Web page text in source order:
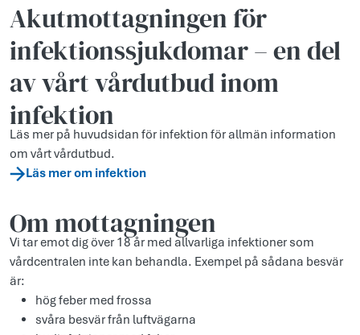
Akutmottagningen för
infektions­sjukdomar – en del
av vårt vårdutbud inom
infektion
Läs mer på huvudsidan för infektion för allmän information
om vårt vårdutbud.
Läs mer om infektion
Om mottagningen
Vi tar emot dig över 18 år med allvarliga infektioner som
vårdcentralen inte kan behandla. Exempel på sådana besvär
är:
hög feber med frossa
svåra besvär från luftvägarna